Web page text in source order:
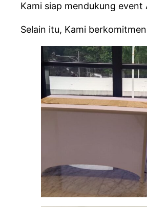
Kami siap mendukung
Selain itu, Kami